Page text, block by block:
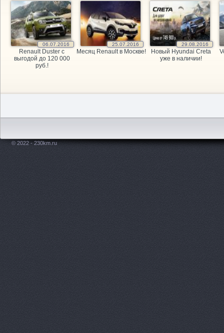
06.07.2016
Renault Duster с
выгодой до 120 000
руб.!
25.07.2016
Месяц Renault в Москве!
29.08.2016
Новый Hyundai Creta
уже в наличии!
© 2022 - 230km.ru